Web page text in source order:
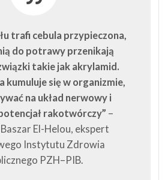
trafi cebula przypieczona,
do potrawy przenikają
takie jak akrylamid.
kumuluje się w organizmie,
na układ nerwowy i
rakotwórczy” –
El-Helou, ekspert
Instytutu Zdrowia
PZH–PIB.